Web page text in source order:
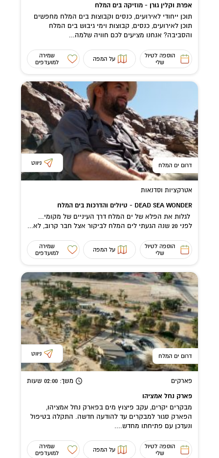
אפרת וקלין גורן - מוזיקה בים המלח
תוכן ייחודי לאירועים, כנסים וקבוצות בים המלח מחפשים
תוכן לאירועים, כנסים, קבוצות וימי גיבוש בים המלח
והסביבה? אנחנו מציעים לכם חוויה שלמה...
הוספה לטיול
שלי
על המפה
שמירה
למועדפים
דרום ים המלח ניווט
אטרקציות וסדנאות
DEAD SEA WONDER - טיולים והדרכות בים המלח
לגלות את הפלא של ים המלח דרך העיניים של מקומי...
לפני 20 שנה הגעתי לים המלח לביקור אצל חבר קרוב, לא...
הוספה לטיול
שלי
על המפה
שמירה
למועדפים
דרום ים המלח ניווט
פארקים משך: 02:00 שעות
פארק נחל אמציהו
מבקרים יקרים, עקב פיצוץ מים בפארק נחל אמציהו,
הפארק סגור למבקרים עד להודעה חדשה. התקלה בטיפול
ונעדכן עם פתיחתו מחדש....
הוספה לטיול
שלי
על המפה
שמירה
למועדפים